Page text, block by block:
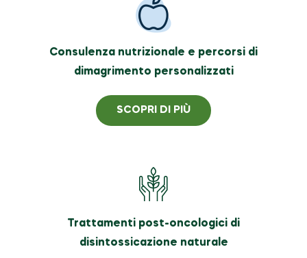
Consulenza nutrizionale e percorsi di
dimagrimento personalizzati
SCOPRI DI PIÙ
Trattamenti post-oncologici di
disintossicazione naturale